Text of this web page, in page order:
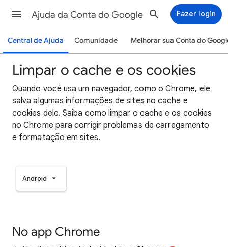
Ajuda da Conta do Google Fazer login
Central de Ajuda Comunidade Melhorar sua Conta do
Limpar o cache e os cookies
Quando você usa um navegador, como o Chrome, ele
salva algumas informações de sites no cache e
cookies dele. Saiba como limpar o cache e os cookies
no Chrome para corrigir problemas de carregamento
e formatação em sites.
Android
No app Chrome